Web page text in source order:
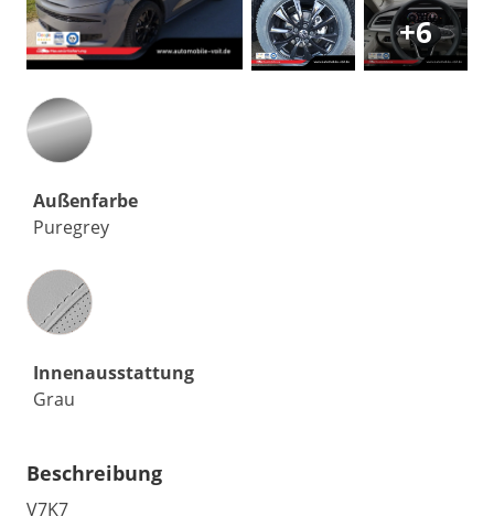
+6
Außenfarbe
Puregrey
Innenausstattung
Innenausstattung
Grau
Beschreibung
V7K7